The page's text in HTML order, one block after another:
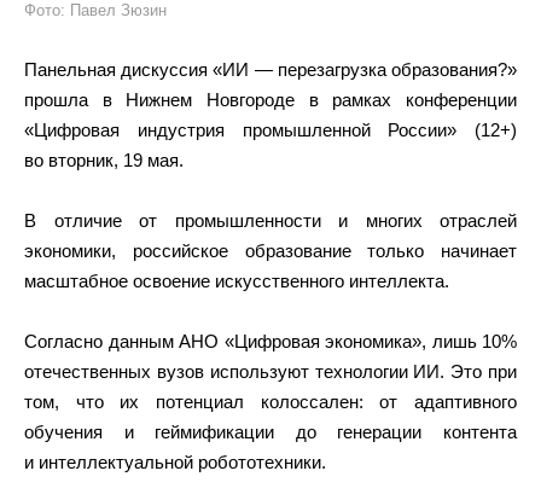
Фото: Павел Зюзин
Панельная дискуссия «ИИ — перезагрузка образования?»
прошла в Нижнем Новгороде в рамках конференции
«Цифровая индустрия промышленной России» (12+)
во вторник, 19 мая.
В отличие от промышленности и многих отраслей
экономики, российское образование только начинает
масштабное освоение искусственного интеллекта.
Согласно данным АНО «Цифровая экономика», лишь 10%
отечественных вузов используют технологии ИИ. Это при
том, что их потенциал колоссален: от адаптивного
обучения и геймификации до генерации контента
и интеллектуальной робототехники.